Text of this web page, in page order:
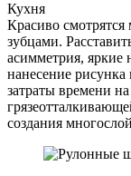
Кухня
Красиво
зубцами.
асимметрия,
нанесение
затраты времени
создания